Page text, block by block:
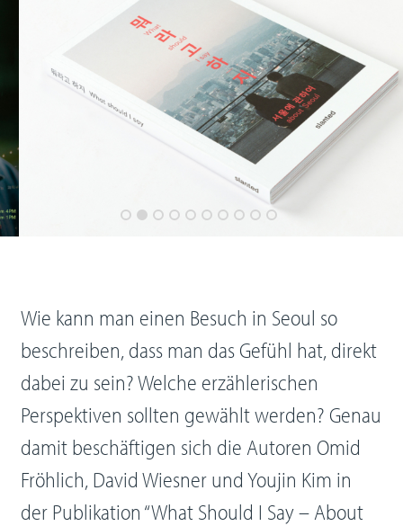
Wie kann man einen Besuch in Seoul so
beschreiben, dass man das Gefühl hat, direkt
dabei zu sein? Welche erzählerischen
Perspektiven sollten gewählt werden? Genau
damit beschäftigen sich die Autoren Omid
Fröhlich, David Wiesner und Youjin Kim in
der Publikation “What Should I Say – About